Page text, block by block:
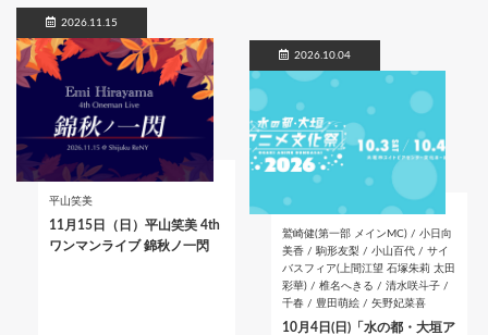
2026.11.15
平山笑美
11月15日（日）平山笑美 4th
ワンマンライブ 錦秋ノ一閃
2026.10.04
鷲崎健(第一部 メインMC) / 小日向
美香 / 駒形友梨 / 小山百代 / サイ
バスフィア(上間江望 石塚朱莉 太田
彩華) / 椎名へきる / 清水咲斗子 /
千春 / 豊田萌絵 / 矢野妃菜喜
10月4日(日)「水の都・大垣ア